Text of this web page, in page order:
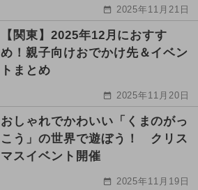
2025年11月21日
【関東】2025年12月におすす
め！親子向けおでかけ先＆イベン
トまとめ
2025年11月20日
おしゃれでかわいい「くまのがっ
こう」の世界で遊ぼう！ クリス
マスイベント開催
2025年11月19日